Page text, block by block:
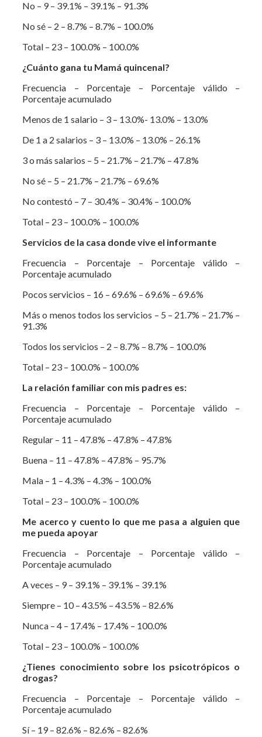
No – 9 – 39.1% – 39.1% – 91.3%
No sé – 2 – 8.7% – 8.7% – 100.0%
Total – 23 – 100.0% – 100.0%
¿Cuánto gana tu Mamá quincenal?
Frecuencia – Porcentaje – Porcentaje válido –
Porcentaje acumulado
Menos de 1 salario – 3 – 13.0%- 13.0% – 13.0%
De 1 a 2 salarios – 3 – 13.0% – 13.0% – 26.1%
3 o más salarios – 5 – 21.7% – 21.7% – 47.8%
No sé – 5 – 21.7% – 21.7% – 69.6%
No contestó – 7 – 30.4% – 30.4% – 100.0%
Total – 23 – 100.0% – 100.0%
Servicios de la casa donde vive el informante
Frecuencia – Porcentaje – Porcentaje válido –
Porcentaje acumulado
Pocos servicios – 16 – 69.6% – 69.6% – 69.6%
Más o menos todos los servicios – 5 – 21.7% – 21.7% –
91.3%
Todos los servicios – 2 – 8.7% – 8.7% – 100.0%
Total – 23 – 100.0% – 100.0%
La relación familiar con mis padres es:
Frecuencia – Porcentaje – Porcentaje válido –
Porcentaje acumulado
Regular – 11 – 47.8% – 47.8% – 47.8%
Buena – 11 – 47.8% – 47.8% – 95.7%
Mala – 1 – 4.3% – 4.3% – 100.0%
Total – 23 – 100.0% – 100.0%
Me acerco y cuento lo que me pasa a alguien que
me pueda apoyar
Frecuencia – Porcentaje – Porcentaje válido –
Porcentaje acumulado
A veces – 9 – 39.1% – 39.1% – 39.1%
Siempre – 10 – 43.5% – 43.5% – 82.6%
Nunca – 4 – 17.4% – 17.4% – 100.0%
Total – 23 – 100.0% – 100.0%
¿Tienes conocimiento sobre los psicotrópicos o
drogas?
Frecuencia – Porcentaje – Porcentaje válido –
Porcentaje acumulado
Sí – 19 – 82.6% – 82.6% – 82.6%